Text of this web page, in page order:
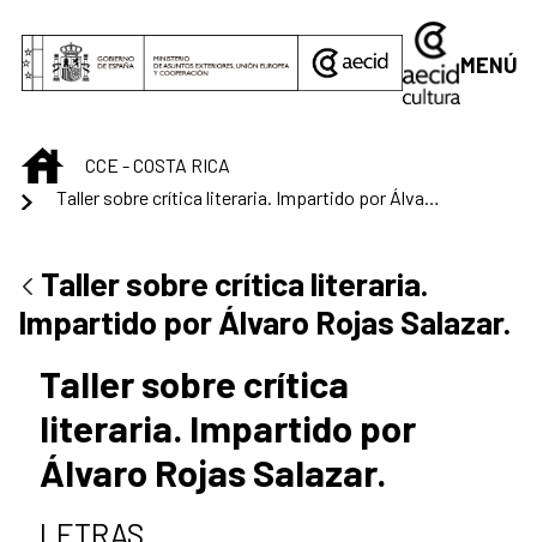
MENÚ
INICIO
CCE - COSTA RICA
Taller sobre crítica literaria.
Impartido por Álvaro Rojas Salazar.
Taller sobre crítica
literaria. Impartido por
Álvaro Rojas Salazar.
LETRAS